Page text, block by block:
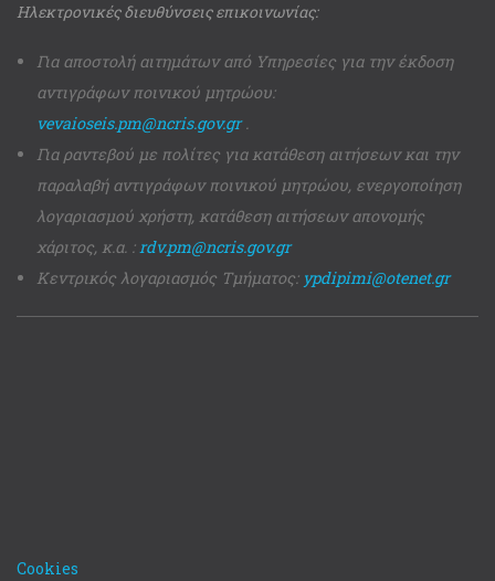
Ηλεκτρονικές διευθύνσεις επικοινωνίας:
Για αποστολή αιτημάτων από Υπηρεσίες για την έκδοση
αντιγράφων ποινικού μητρώου:
vevaioseis.pm@ncris.gov.gr.
Για ραντεβού με πολίτες για κατάθεση αιτήσεων και την
παραλαβή αντιγράφων ποινικού μητρώου, ενεργοποίηση
λογαριασμού χρήστη, κατάθεση αιτήσεων απονομής
χάριτος, κ.α. :rdv.pm@ncris.gov.gr
Κεντρικός λογαριασμός Τμήματος: ypdipimi@otenet.gr
Cookies